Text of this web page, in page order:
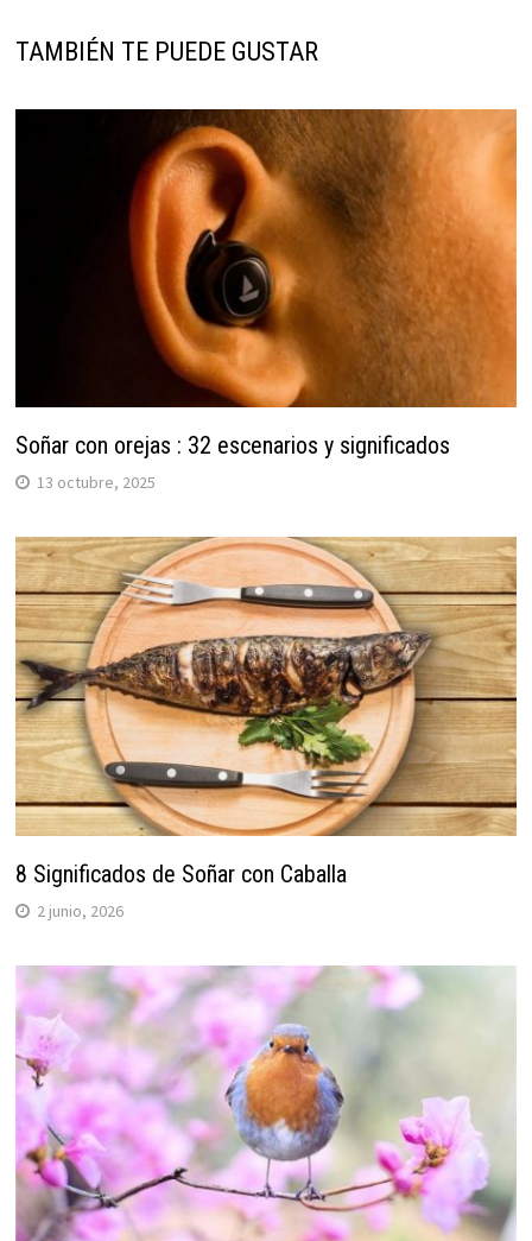
TAMBIÉN TE PUEDE GUSTAR
Soñar con orejas : 32 escenarios y significados
13 octubre, 2025
8 Significados de Soñar con Caballa
2 junio, 2026